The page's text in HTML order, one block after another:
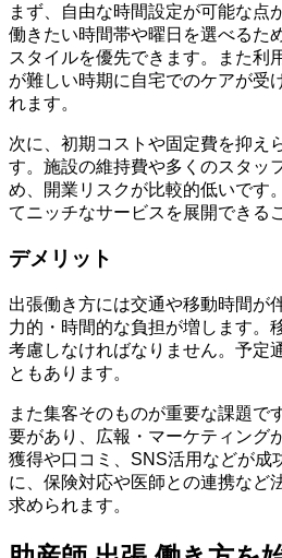
まず、自由な時間設定が可能な点
働きたい時間帯や曜日を選べるた
スタイルを優先できます。また利
が難しい時期に自宅でのケアが受
れます。
次に、初期コストや固定費を抑え
す。施設の維持費や多くのスタッ
め、開業リスクが比較的低いです
てニッチなサービスを展開できる
デメリット
出張働き方には交通や移動時間が
力的・時間的な負担が増します。
考慮しなければなりません。予定
ともあります。
また集客そのものが重要な課題で
要があり、広報・マーケティング
獲得や口コミ、SNS活用などが成
に、保険対応や医師との連携など
求められます。